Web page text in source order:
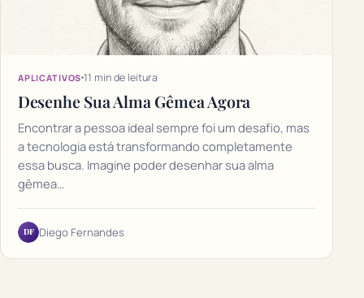
APLICATIVOS 11 min de leitura
Desenhe Sua Alma Gêmea Agora
Encontrar a pessoa ideal sempre foi um desafio, mas
a tecnologia está transformando completamente
essa busca. Imagine poder desenhar sua alma
gêmea…
DF Diego Fernandes